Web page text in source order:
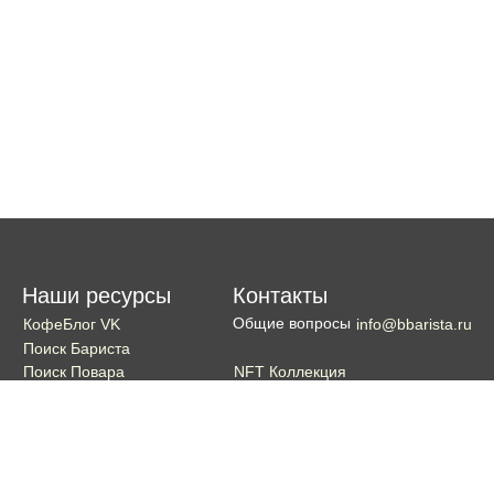
Наши ресурсы
КофеБлог VK
Поиск Бариста
Поиск Повара
Контакты
Общие вопросы info@bbarista.ru
NFT Коллекция